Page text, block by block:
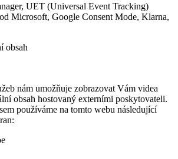
UET (Universal Event Tracking)
Microsoft, Google Consent Mode, Klarna,
obsah
nám umožňuje zobrazovat Vám videa
obsah hostovaný externími poskytovateli.
používáme na tomto webu následující